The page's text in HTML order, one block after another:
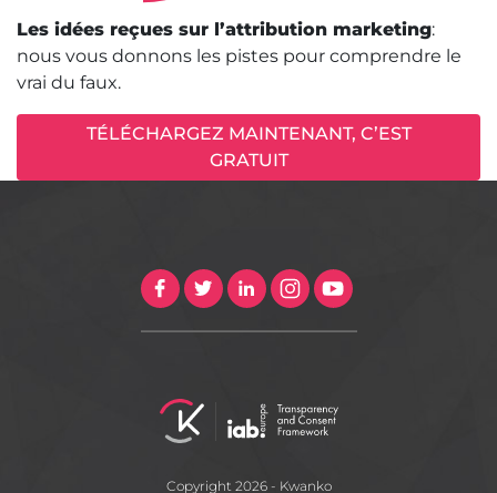
Les idées reçues sur l’attribution marketing:
nous vous donnons les pistes pour comprendre le
vrai du faux.
TÉLÉCHARGEZ MAINTENANT, C’EST
GRATUIT
Copyright 2026 - Kwanko